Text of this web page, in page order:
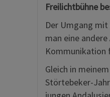
Freilichtbühne
Der Umgang
man eine
Kommunikation
Gleich in
Störtebeker-